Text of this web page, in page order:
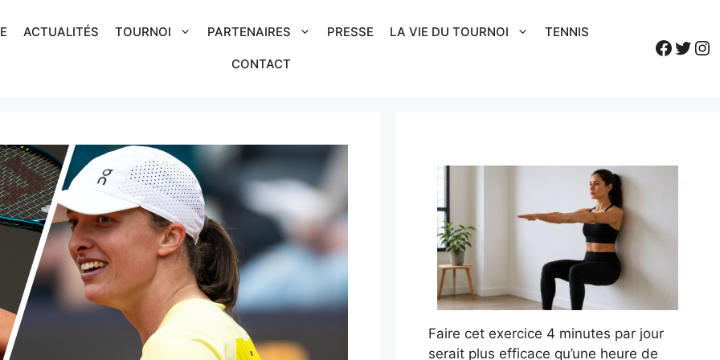
ACTUALITÉS TOURNOI PARTENAIRES PRESSE LA VIE DU TOURNOI TENNIS
CONTACT
Faire cet exercice 4 minutes par jour
serait plus efficace qu’une heure de